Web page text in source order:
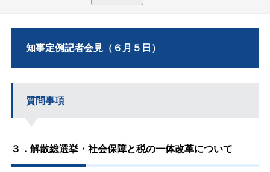
知事定例記者会見（６月５日）
質問事項
３．解散総選挙・社会保障と税の一体改革について